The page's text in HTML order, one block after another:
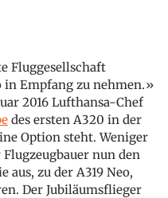
Fluggesellschaft
Empfang zu nehmen.»
2016 Lufthansa-Chef
des ersten A320 in der
Option steht. Weniger
nun den
aus, zu der A319 Neo,
Der Jubiläumsflieger